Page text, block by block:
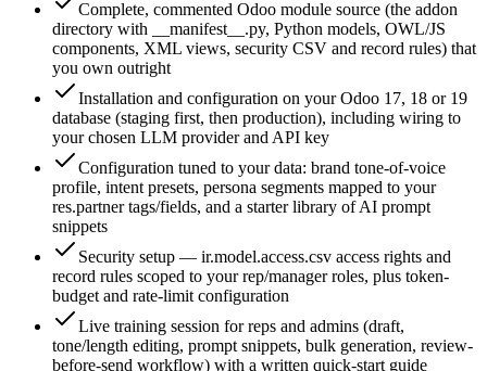
Complete, commented Odoo module source (the addon
directory with __manifest__.py, Python models, OWL/JS
components, XML views, security CSV and record rules) that
you own outright
Installation and configuration on your Odoo 17, 18 or 19
database (staging first, then production), including wiring to
your chosen LLM provider and API key
Configuration tuned to your data: brand tone-of-voice
profile, intent presets, persona segments mapped to your
res.partner tags/fields, and a starter library of AI prompt
snippets
Security setup — ir.model.access.csv access rights and
record rules scoped to your rep/manager roles, plus token-
budget and rate-limit configuration
Live training session for reps and admins (draft,
tone/length editing, prompt snippets, bulk generation, review-
before-send workflow) with a written quick-start guide